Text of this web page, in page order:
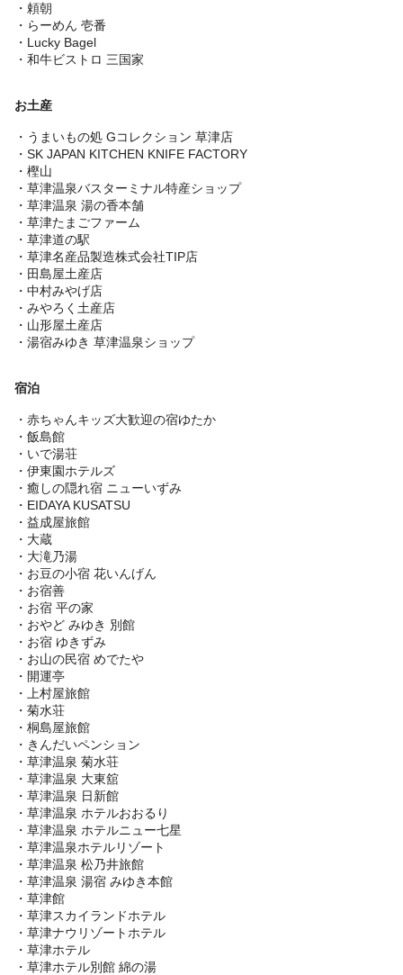
・頼朝
・らーめん 壱番
・Lucky Bagel
・和牛ビストロ 三国家
お土産
・うまいもの処 Gコレクション 草津店
・SK JAPAN KITCHEN KNIFE FACTORY
・樫山
・草津温泉バスターミナル特産ショップ
・草津温泉 湯の香本舗
・草津たまごファーム
・草津道の駅
・草津名産品製造株式会社TIP店
・田島屋土産店
・中村みやげ店
・みやろく土産店
・山形屋土産店
・湯宿みゆき 草津温泉ショップ
宿泊
・赤ちゃんキッズ大歓迎の宿ゆたか
・飯島館
・いで湯荘
・伊東園ホテルズ
・癒しの隠れ宿 ニューいずみ
・EIDAYA KUSATSU
・益成屋旅館
・大蔵
・大滝乃湯
・お豆の小宿 花いんげん
・お宿善
・お宿 平の家
・おやど みゆき 別館
・お宿 ゆきずみ
・お山の民宿 めでたや
・開運亭
・上村屋旅館
・菊水荘
・桐島屋旅館
・きんだいペンション
・草津温泉 菊水荘
・草津温泉 大東舘
・草津温泉 日新館
・草津温泉 ホテルおおるり
・草津温泉 ホテルニュー七星
・草津温泉ホテルリゾート
・草津温泉 松乃井旅館
・草津温泉 湯宿 みゆき本館
・草津館
・草津スカイランドホテル
・草津ナウリゾートホテル
・草津ホテル
・草津ホテル別館 綿の湯